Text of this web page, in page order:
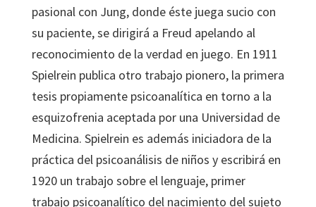
pasional con Jung, donde éste juega sucio con
su paciente, se dirigirá a Freud apelando al
reconocimiento de la verdad en juego. En 1911
Spielrein publica otro trabajo pionero, la primera
tesis propiamente psicoanalítica en torno a la
esquizofrenia aceptada por una Universidad de
Medicina. Spielrein es además iniciadora de la
práctica del psicoanálisis de niños y escribirá en
1920 un trabajo sobre el lenguaje, primer
trabajo psicoanalítico del nacimiento del sujeto